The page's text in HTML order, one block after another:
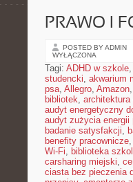
PRAWO I
POSTED BY ADMIN
WYŁĄCZONA
Tagi: ADHD w szkole,
studencki, akwarium
psa, Allegro, Amazon,
bibliotek, architektura
audyt energetyczny
audyt zużycia energii
badanie satysfakcji,
benefity pracownicze,
Wi-Fi, biblioteka
carsharing miejski,
ciasta bez pieczenia